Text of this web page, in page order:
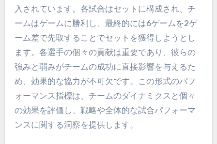
入されています。各試合はセットに構成され、チ
ームはゲームに勝利し、最終的には6ゲームを2ゲ
ーム差で先取することでセットを獲得しようとし
ます。各選手の個々の貢献は重要であり、彼らの
強みと弱みがチームの成功に直接影響を与えるた
め、効果的な協力が不可欠です。この形式のパフ
ォーマンス指標は、チームのダイナミクスと個々
の効果を評価し、戦略や全体的な試合パフォーマ
ンスに関する洞察を提供します。